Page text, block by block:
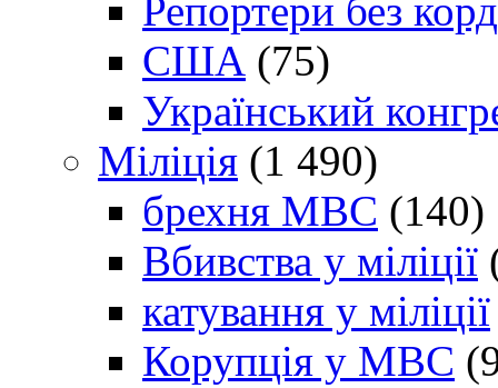
Репортери без
США (75)
Український
Міліція (1 490)
брехня МВС (140)
Вбивства у міліції
катування у міліції
Корупція у МВС